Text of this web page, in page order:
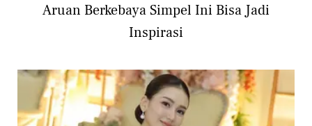
Aruan Berkebaya Simpel Ini Bisa Jadi
Inspirasi